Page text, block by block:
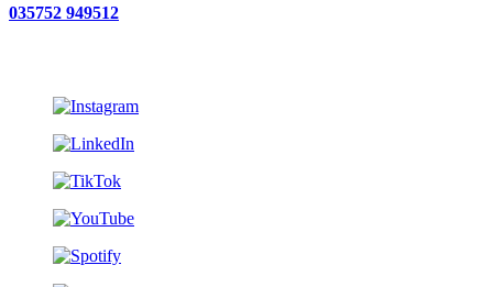
035752 949512